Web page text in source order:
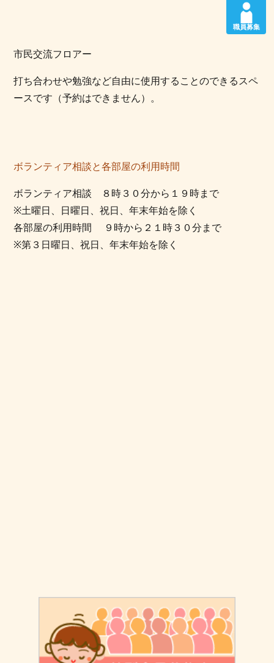
市民交流フロアー
打ち合わせや勉強など自由に使用することのできるスペ
ースです（予約はできません）。
ボランティア相談と各部屋の利用時間
ボランティア相談 ８時３０分から１９時まで
※土曜日、日曜日、祝日、年末年始を除く
各部屋の利用時間
９時から２１時３０分まで
※第３日曜日、祝日、年末年始を除く
職員募集